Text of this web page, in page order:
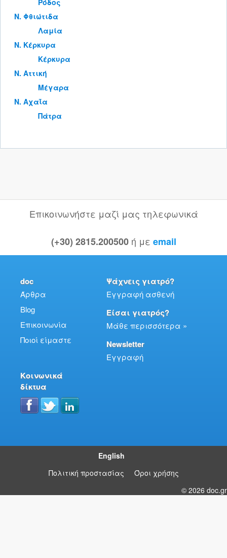
Ρόδος
Ν. Φθιώτιδα
Λαμία
Ν. Κέρκυρα
Κέρκυρα
Ν. Αττική
Μέγαρα
Ν. Αχαΐα
Πάτρα
Επικοινωνήστε μαζί μας τηλεφωνικά
(+30) 2815.200500 ή με email
doc
Άρθρα
Blog
Επικοινωνία
Ποιοί είμαστε
Ψάχνεις γιατρό?
Εγγραφή ασθενή
Είσαι γιατρός?
Μάθε περισσότερα »
Newsletter
Εγγραφή
Κοινωνικά
δίκτυα
English
Πολιτική προστασίας
Όροι χρήσης
© 2026 doc.gr